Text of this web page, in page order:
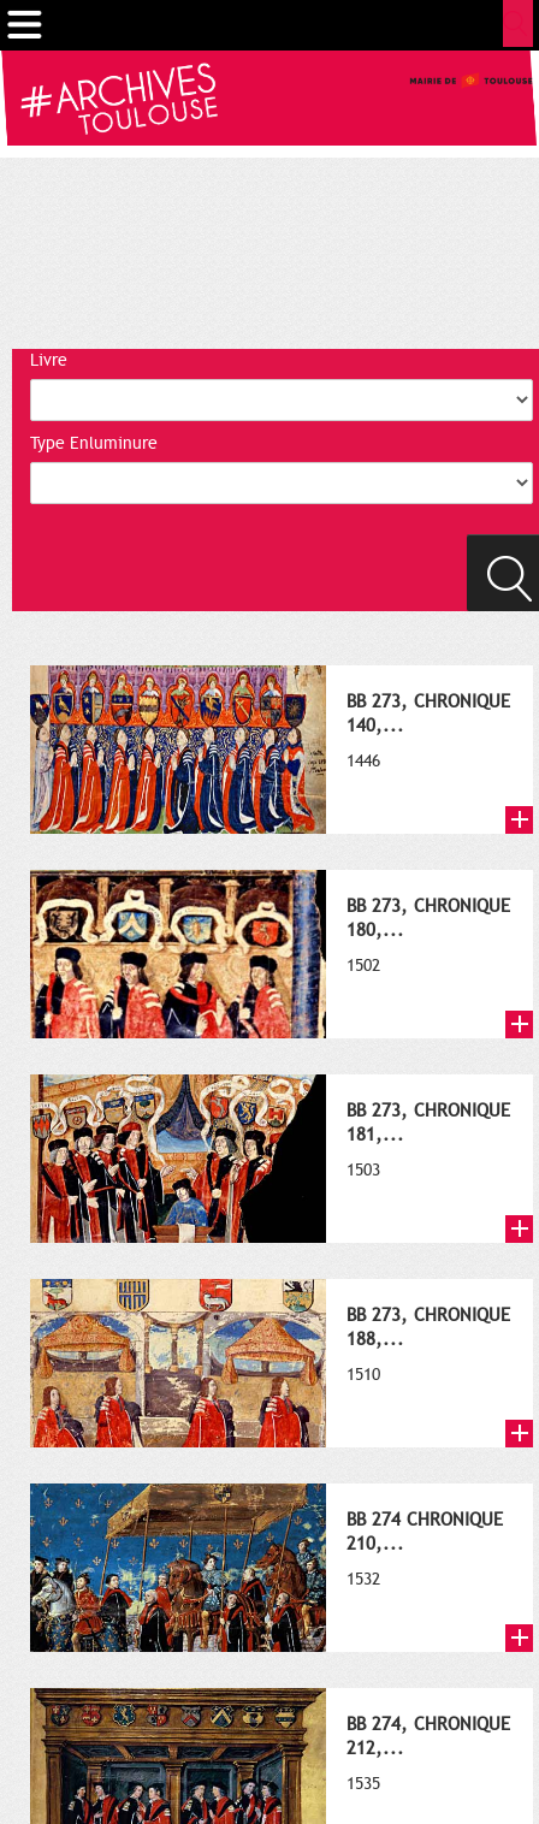
Livre
Type Enluminure
BB 273, CHRONIQUE
140,...
1446
BB 273, CHRONIQUE
180,...
1502
BB 273, CHRONIQUE
181,...
1503
BB 273, CHRONIQUE
188,...
1510
BB 274 CHRONIQUE
210,...
1532
BB 274, CHRONIQUE
212,...
1535
Cookies management panel